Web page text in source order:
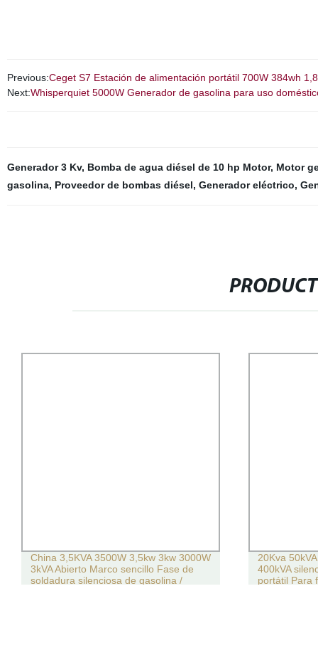
Previous:Ceget S7 Estación de alimentación portátil 700W 384wh
Next:Whisperquiet 5000W Generador de gasolina para uso
Generador 3 Kv, Bomba de agua diésel de 10 hp Motor, Motor
gasolina, Proveedor de bombas diésel, Generador eléctrico,
China 3,5KVA 3500W 3,5kw 3kw 3000W
3kVA Abierto Marco sencillo Fase de
soldadura silenciosa de gasolina /
20Kva
400kVA
portátil Para